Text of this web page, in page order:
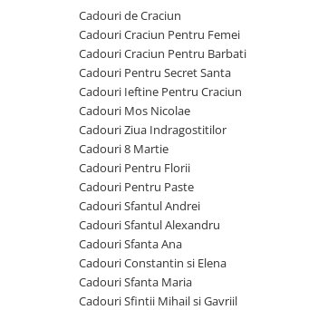
Cadouri Fete
Pentru Copilul din tine
Cadouri Haioase
Cadouri de Casa Noua
Cadouri Majorat
Cadouri pentru Nasi
Cadouri pentru Bunici
Cadouri pentru Prieteni
Cadouri pentru Sefi
Cel ce are tot
Cadouri Nunta si Cununie civila
Cani si Termosuri
Jocuri si Puzzle
Produse pentru Calatorie
Seturi de caligrafie
Cadouri Sfantul Alexandru
Cadouri Sfanta Ana
Cadouri Constantin si Elena
Cadouri Sfanta Maria
Cadouri Sfintii Mihail si Gavriil
Cadouri de Craciun
Cadouri Craciun Pentru Femei
Cadouri Craciun Pentru Barbati
Cadouri Pentru Secret Santa
Cadouri Ieftine Pentru Craciun
Cadouri Mos Nicolae
Cadouri Ziua Indragostitilor
Cadouri 8 Martie
Cadouri Pentru Florii
Cadouri Pentru Paste
Cadouri Sfantul Andrei
Cadouri Sfantul Alexandru
Cadouri Sfanta Ana
Cadouri Constantin si Elena
Cadouri Sfanta Maria
Cadouri Sfintii Mihail si Gavriil